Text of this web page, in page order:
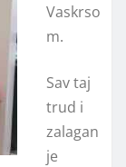
Vaskrso
m.
Sav taj
trud i
zalagan
je